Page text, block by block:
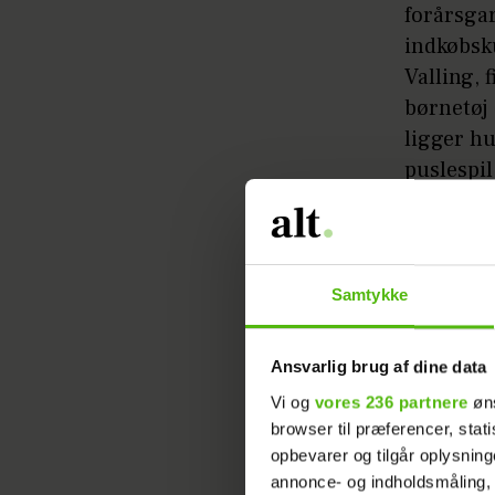
Samtykke
Ansvarlig brug af dine data
Vi og vores 236 partnere
browser til præferencer,
opbevarer og tilgår
annonce- og
Valling,
børnetøj
ligger
Med tøj